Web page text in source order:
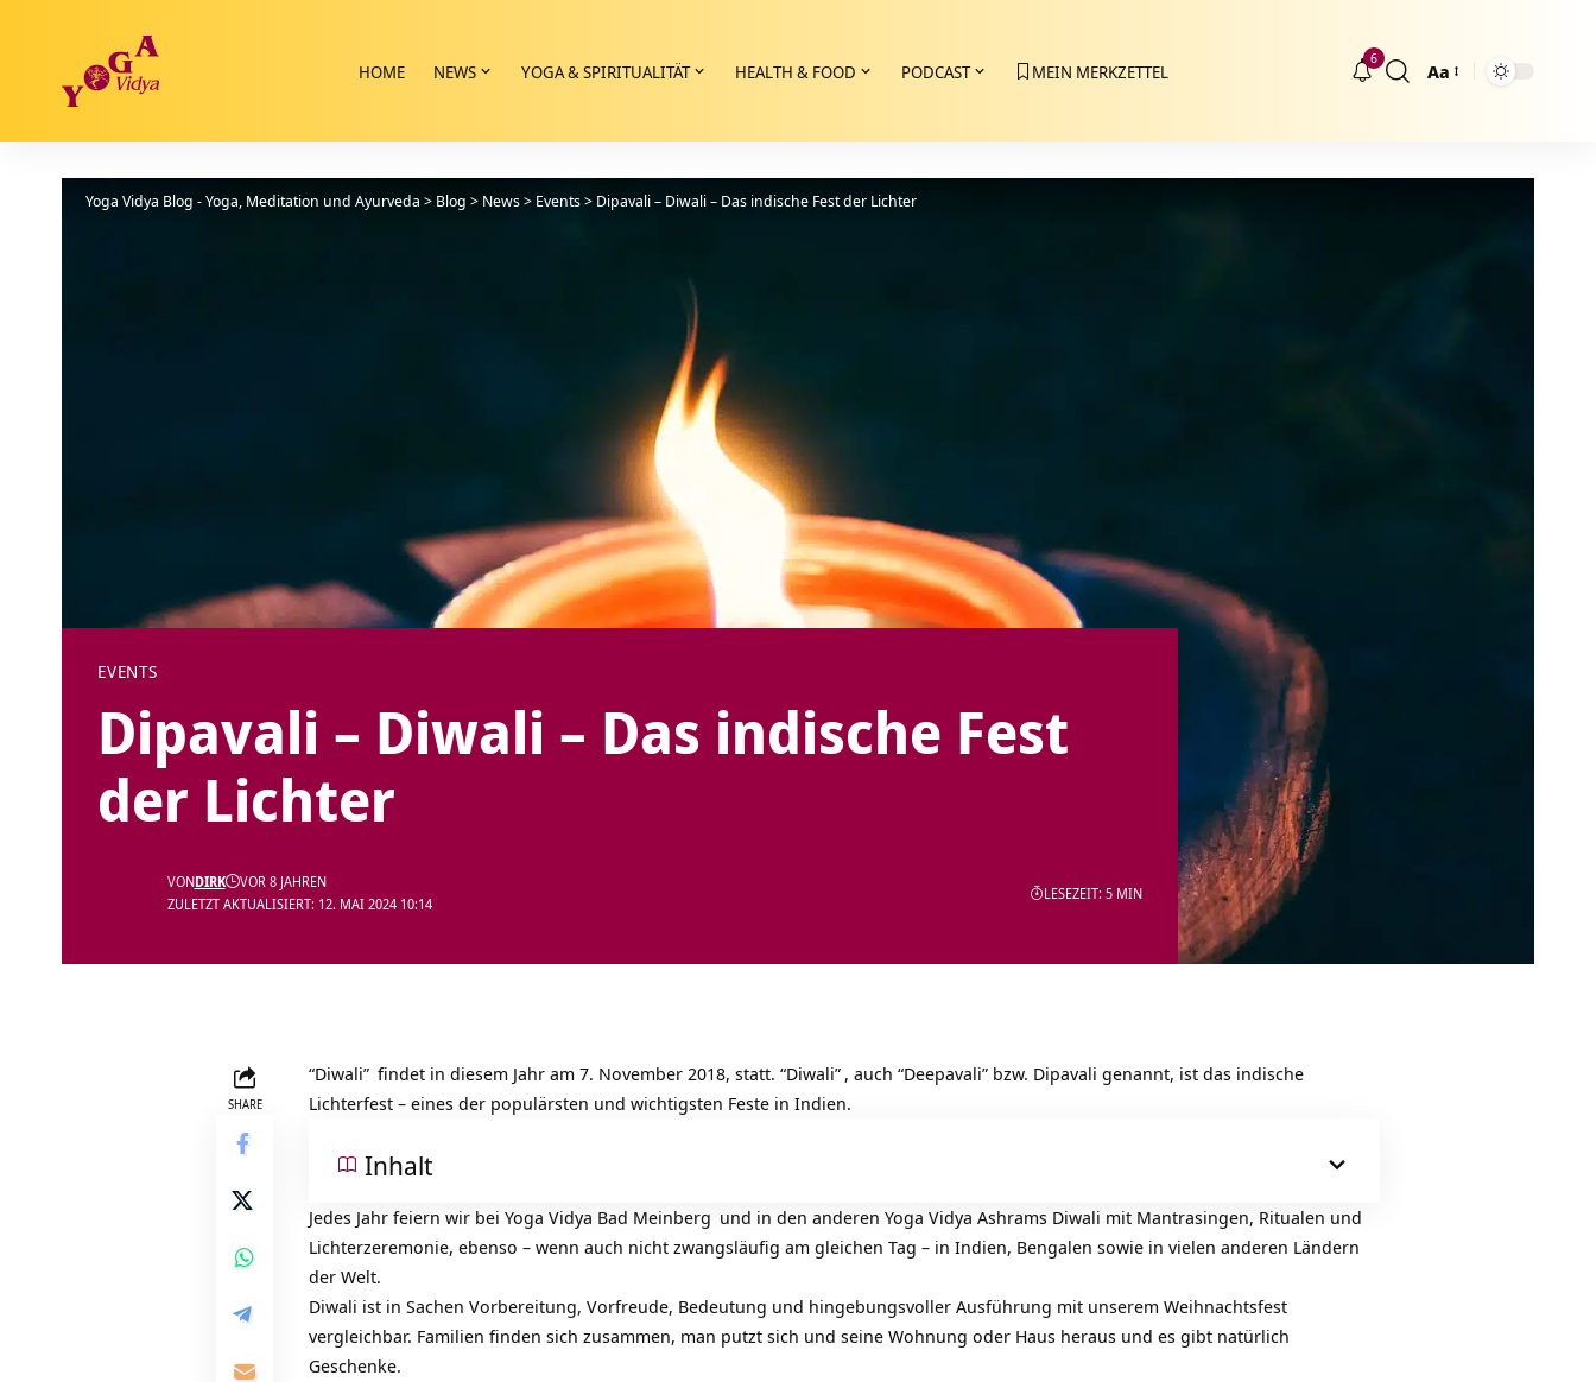
HOME NEWS YOGA & SPIRITUALITÄT HEALTH & FOOD PODCAST MEIN MERKZETTEL
6
Größenänderung
Aa
Yoga Vidya Blog - Yoga, Meditation und Ayurveda > Blog > News> Events> Dipavali – Diwali – Das indische Fest der Lichter
EVENTS
Dipavali – Diwali – Das indische Fest
der Lichter
ZULETZT AKTUALISIERT: 12. MAI 2024 10:14
VONDIRK VOR 8 JAHREN
LESEZEIT: 5 MIN
SHARE
“Diwali” findet in diesem Jahr am 7. November 2018, statt. “Diwali” , auch “Deepavali” bzw. Dipavali genannt, ist das indische
Lichterfest – eines der populärsten und wichtigsten Feste in Indien.
Inhalt
Jedes Jahr feiern wir bei Yoga Vidya Bad Meinberg und in den anderen Yoga Vidya Ashrams Diwali mit Mantrasingen, Ritualen und
Lichterzeremonie, ebenso – wenn auch nicht zwangsläufig am gleichen Tag – in Indien, Bengalen sowie in vielen anderen Ländern
der Welt.
Diwali ist in Sachen Vorbereitung, Vorfreude, Bedeutung und hingebungsvoller Ausführung mit unserem Weihnachtsfest
vergleichbar. Familien finden sich zusammen, man putzt sich und seine Wohnung oder Haus heraus und es gibt natürlich
Geschenke.